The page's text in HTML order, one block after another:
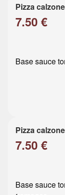
Pizza
7.50 €
Base sauce
Pizza
7.50 €
Base sauce